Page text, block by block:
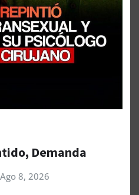
Demanda
Ago 8, 2026